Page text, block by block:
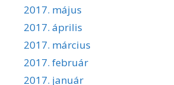
2017. május
2017. április
2017. március
2017. február
2017. január